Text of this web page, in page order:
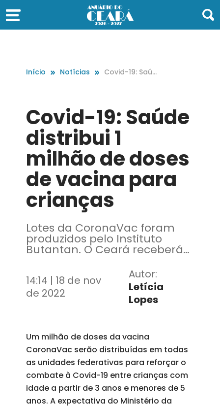
Início Notícias
Covid-19: Saúd
crianças
Covid-19: Saúde
distribui 1
milhão de doses
de vacina para
crianças
Lotes da CoronaVac foram
produzidos pelo Instituto
Butantan. O Ceará receberá
14:14 | 18 de nov
de 2022
Autor:
Letícia
Lopes
Um milhão de doses da vacina
CoronaVac serão distribuídas em todas
as unidades federativas para reforçar o
combate à Covid-19 entre crianças com
idade a partir de 3 anos e menores de 5
anos. A expectativa do Ministério da